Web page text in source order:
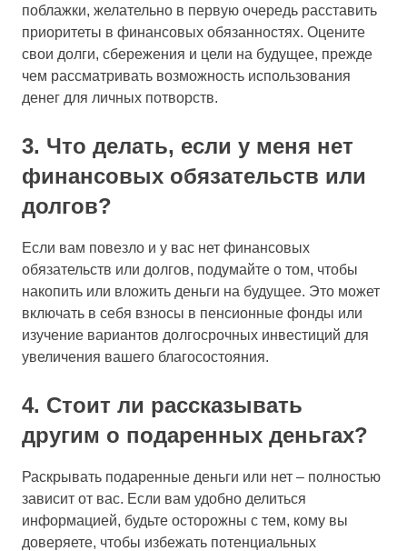
поблажки, желательно в первую очередь расставить
приоритеты в финансовых обязанностях. Оцените
свои долги, сбережения и цели на будущее, прежде
чем рассматривать возможность использования
денег для личных потворств.
3. Что делать, если у меня нет
финансовых обязательств или
долгов?
Если вам повезло и у вас нет финансовых
обязательств или долгов, подумайте о том, чтобы
накопить или вложить деньги на будущее. Это может
включать в себя взносы в пенсионные фонды или
изучение вариантов долгосрочных инвестиций для
увеличения вашего благосостояния.
4. Стоит ли рассказывать
другим о подаренных деньгах?
Раскрывать подаренные деньги или нет – полностью
зависит от вас. Если вам удобно делиться
информацией, будьте осторожны с тем, кому вы
доверяете, чтобы избежать потенциальных